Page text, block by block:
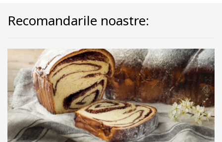
Recomandarile noastre: